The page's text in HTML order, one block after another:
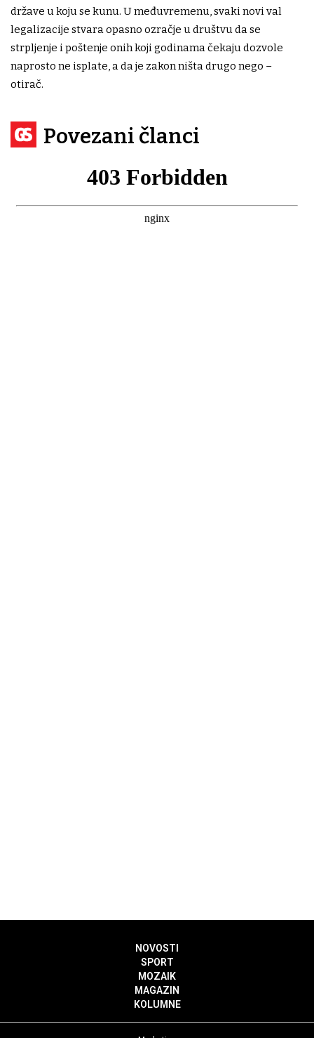
države u koju se kunu. U međuvremenu, svaki novi val
legalizacije stvara opasno ozračje u društvu da se
strpljenje i poštenje onih koji godinama čekaju dozvole
naprosto ne isplate, a da je zakon ništa drugo nego –
otirač.
Povezani članci
NOVOSTI
SPORT
MOZAIK
MAGAZIN
KOLUMNE